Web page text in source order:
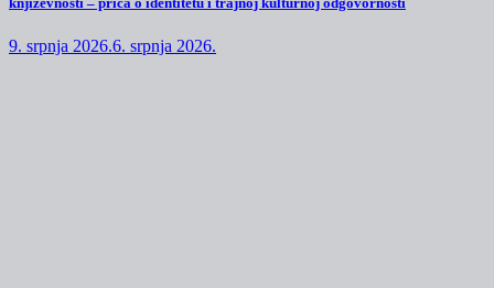
9. srpnja 2026.6. srpnja 2026.